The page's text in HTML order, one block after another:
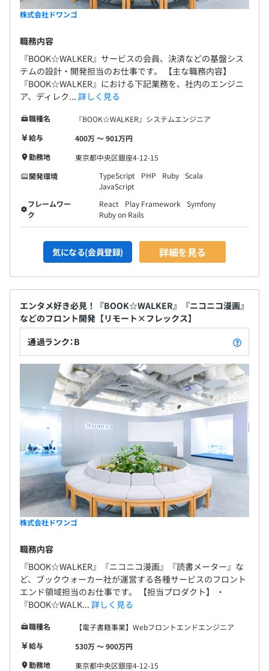
株式会社ドワンゴ
職務内容
『BOOK☆WALKER』サービスの会員、決済などの基盤シス
テムの設計・開発担当のお仕事です。 【主な職務内容】
『BOOK☆WALKER』における下記業務を、社内のエンジニ
ア、ディレク... 詳しく見る
職種名
『BOOK☆WALKER』システムエンジニア
給与
400万 〜 901万円
勤務地
東京都中央区銀座4-12-15
開発環境
TypeScript PHP Ruby Scala
JavaScript
フレームワー
ク
React Play Framework
Symfony
Ruby on Rails
気になる(会員登録) 詳細を見る
エンタメ好き必見！『BOOK☆WALKER』『ニコニコ漫画』
などのフロント開発【リモート×フレックス】
通過ランク：B
株式会社ドワンゴ
職務内容
『BOOK☆WALKER』『ニコニコ漫画』『読書メーター』な
ど、ブックウォーカー社が運営する各種サービスのフロント
エンド領域担当のお仕事です。 【担当プロダクト】 ・
『BOOK☆WALK... 詳しく見る
職種名
【電子書籍事業】Webフロントエンドエンジニア
給与
530万 〜 900万円
勤務地
東京都中央区銀座4-12-15